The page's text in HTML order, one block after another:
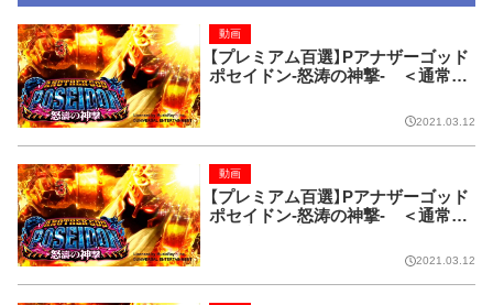
【プレミアム百選】Pアナザーゴッド
ポセイドン-怒涛の神撃- ＜通常時
動画
2021.03.12
【プレミアム百選】Pアナザーゴッド
ポセイドン-怒涛の神撃- ＜通常時
動画
2021.03.12